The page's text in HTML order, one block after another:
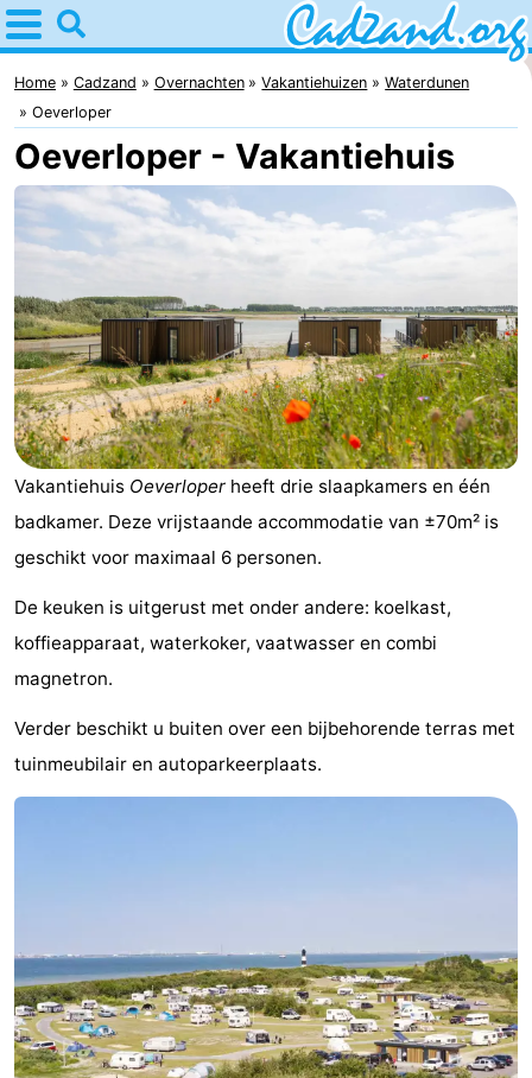
Home
Cadzand
Tips
Voor
kinderen
Overnachten
Appartementen
Campings
Hotels
Vakantiehuizen
Bad
Meersee
-
Beach
Nieuwvliet-
Bad
-
Meulinge
EuroParcs
Cadzand
-
Hoogduin
-
Bad
Bad
Strand
Resort
-
Waterdunen
-
Home Cadzand Overnachten Vakantiehuizen
Waterdunen
Oeverloper
Oeverloper - Vakantiehuis
Vakantiehuis Oeverloper heeft drie slaapkamers en één
badkamer. Deze vrijstaande accommodatie van ±70m² is
geschikt voor maximaal 6 personen.
De keuken is uitgerust met onder andere: koelkast,
koffieapparaat, waterkoker, vaatwasser en combi
magnetron.
Verder beschikt u buiten over een bijbehorende terras met
tuinmeubilair en autoparkeerplaats.